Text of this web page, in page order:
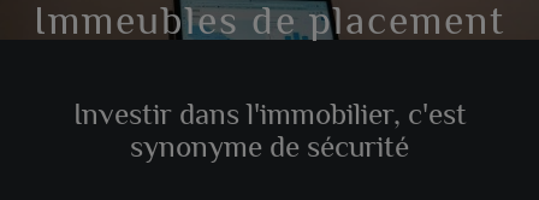
Immeubles de placement
Investir dans l'immobilier, c'est
synonyme de sécurité